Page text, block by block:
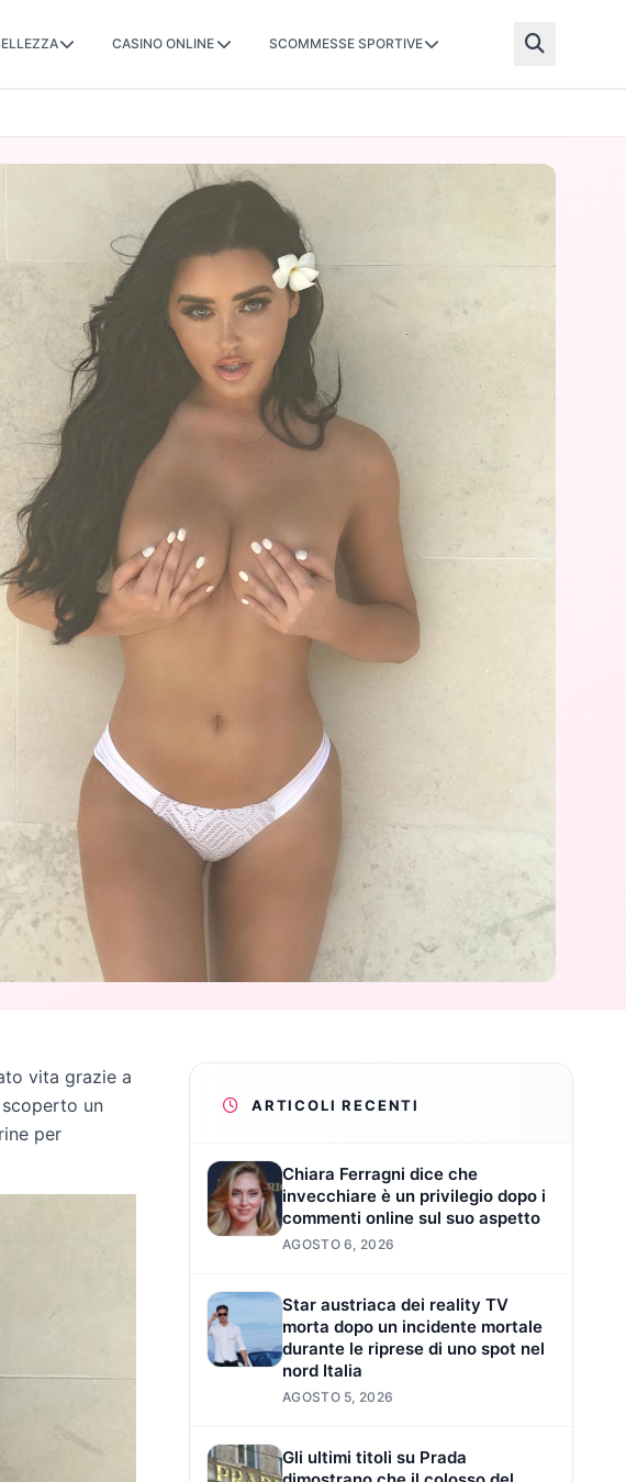
CASINO ONLINE SCOMMESSE SPORTIVE
vita grazie a
un
per
ARTICOLI RECENTI
Chiara Ferragni dice che
invecchiare è un privilegio dopo i
commenti online sul suo aspetto
AGOSTO 6, 2026
Star austriaca dei reality TV
morta dopo un incidente mortale
durante le riprese di uno spot nel
nord Italia
AGOSTO 5, 2026
Gli ultimi titoli su Prada